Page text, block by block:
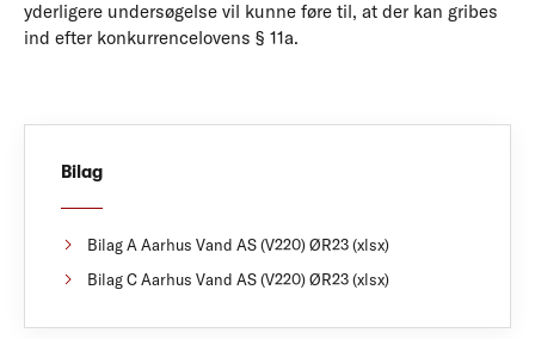
yderligere undersøgelse vil kunne føre til, at der kan gribes
ind efter konkurrencelovens § 11a.
Bilag
Bilag A Aarhus Vand AS (V220) ØR23 (xlsx)
Bilag C Aarhus Vand AS (V220) ØR23 (xlsx)